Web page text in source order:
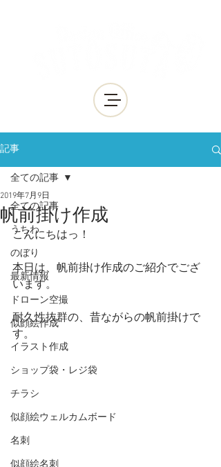
記事
全ての記事
うちわ
のぼり
最新情報
ドローン空撮
似顔絵作成
イラスト作成
ショップ袋・レジ袋
チラシ
似顔絵ウェルカムボード
名刺
似顔絵名刺
全ての記事
帆前掛け作成
2019年7月9日
こんにちはっ！
本日は、帆前掛け作成のご紹介でござ
います。
耐久性抜群の、昔ながらの帆前掛けで
す。